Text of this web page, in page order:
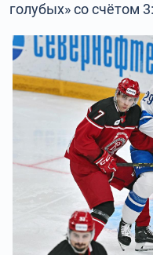
голубых» со счётом